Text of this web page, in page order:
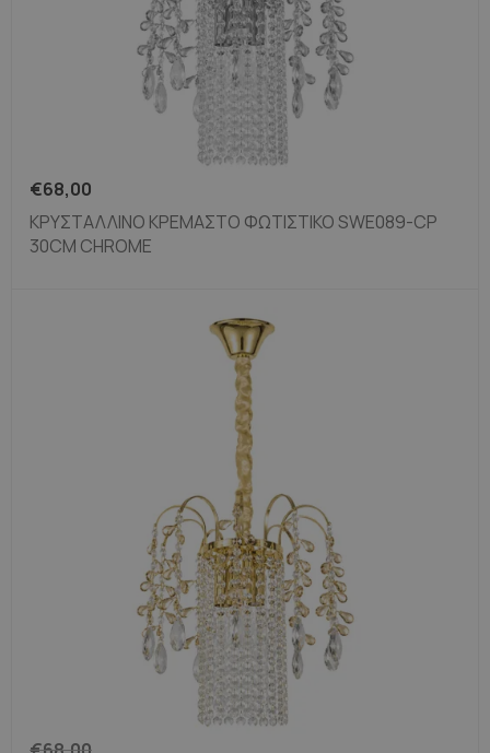
€68,00
ΚΡΥΣΤΆΛΛΙΝΟ ΚΡΕΜΑΣΤΌ ΦΩΤΙΣΤΙΚΌ SWE089-CP
30CM CHROME